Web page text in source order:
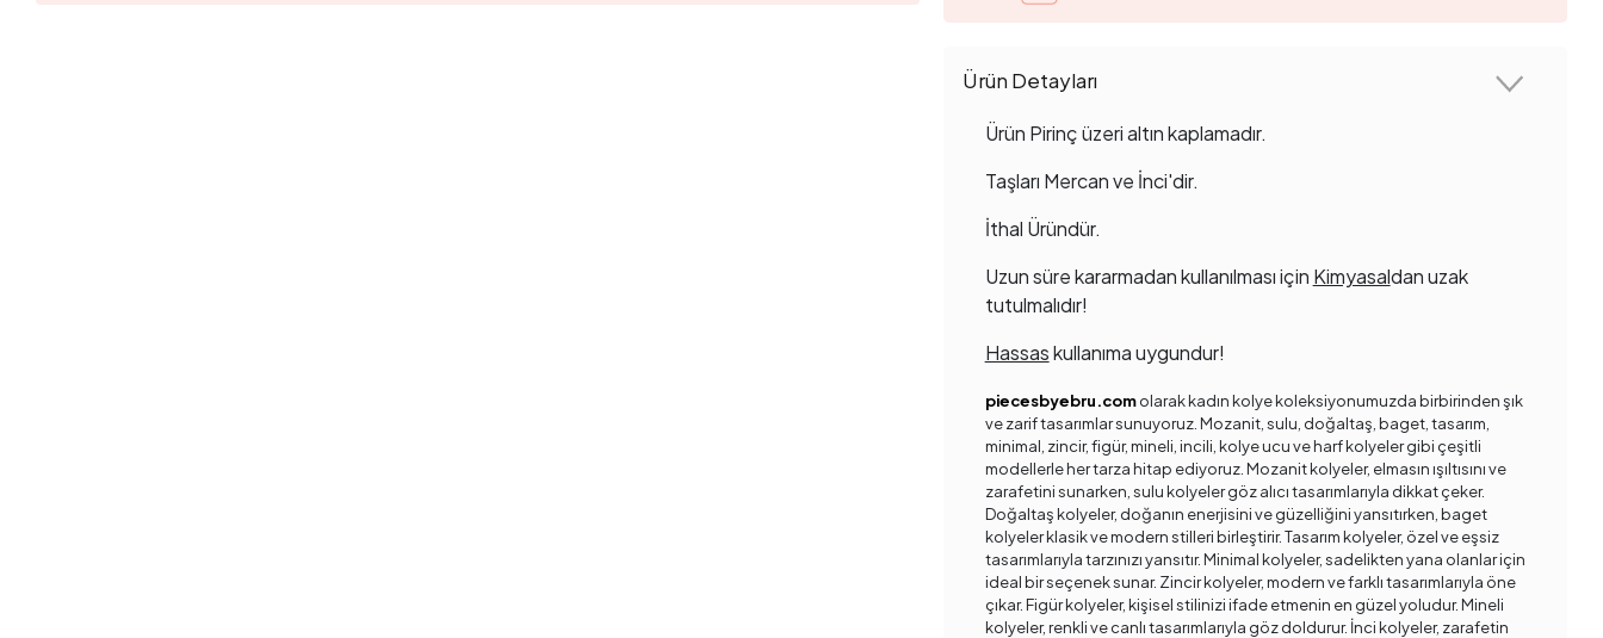
Ürün Detayları
Ürün Pirinç üzeri altın kaplamadır.
Taşları Mercan ve İnci'dir.
İthal Üründür.
Uzun süre kararmadan kullanılması için Kimyasaldan uzak
tutulmalıdır!
Hassaskullanıma uygundur!
piecesbyebru.comolarak kadın kolye koleksiyonumuzda birbirinden şık
ve zarif tasarımlar sunuyoruz. Mozanit, sulu, doğaltaş, baget, tasarım,
minimal, zincir, figür, mineli, incili, kolye ucu ve harf kolyeler gibi çeşitli
modellerle her tarza hitap ediyoruz. Mozanit kolyeler, elmasın ışıltısını ve
zarafetini sunarken, sulu kolyeler göz alıcı tasarımlarıyla dikkat çeker.
Doğaltaş kolyeler, doğanın enerjisini ve güzelliğini yansıtırken, baget
kolyeler klasik ve modern stilleri birleştirir. Tasarım kolyeler, özel ve eşsiz
tasarımlarıyla tarzınızı yansıtır. Minimal kolyeler, sadelikten yana olanlar için
ideal bir seçenek sunar. Zincir kolyeler, modern ve farklı tasarımlarıyla öne
çıkar. Figür kolyeler, kişisel stilinizi ifade etmenin en güzel yoludur. Mineli
kolyeler, renkli ve canlı tasarımlarıyla göz doldurur. İnci kolyeler, zarafetin